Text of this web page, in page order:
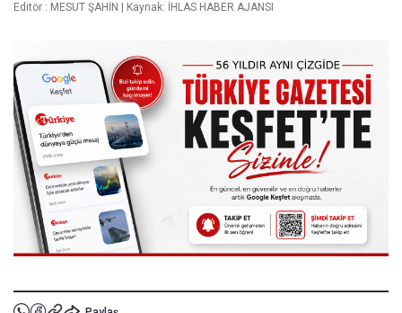
Editör : MESUT ŞAHİN Kaynak: İHLAS HABER AJANSI